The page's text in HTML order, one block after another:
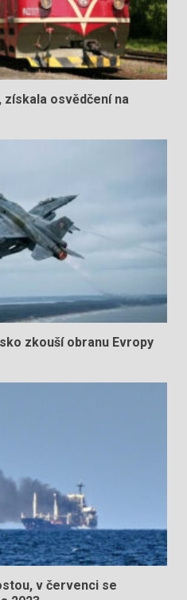
osvědčení na
zkouší obranu Evropy
v červenci se